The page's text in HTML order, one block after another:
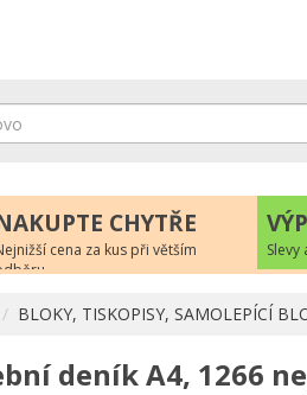
CHYTŘE
cena za kus při větším
Slevy
BLOKY, TISKOPISY, SAMOLEPÍCÍ
deník A4, 1266